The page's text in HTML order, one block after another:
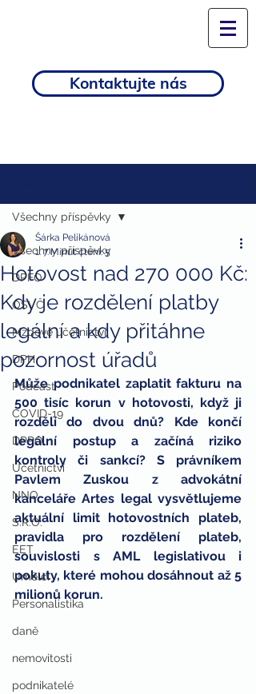
Kontaktujte nás
Všechny příspěvky
DPFO
OSVČ
Mzdové účetnictví
DPH
Podcast
COVID-19
DPPO
Účetnictví
NNO
S.R.O.
EET
Umělci
Personalistika
daně
nemovitosti
podnikatelé
Všechny příspěvky
Hotovost nad 270 000 Kč:
Kdy je rozdělení platby
legální a kdy přitáhne
pozornost úřadů
Šárka Pelikánová
1. 7.Minut čtení: 5
Může podnikatel zaplatit fakturu na
500 tisíc korun v hotovosti, když ji
rozdělí do dvou dnů? Kde končí
legální postup a začíná riziko
kontroly či sankcí? S právníkem
Pavlem Zuskou z advokátní
kanceláře Artes legal vysvětlujeme
aktuální limit hotovostních plateb,
pravidla pro rozdělení plateb,
souvislosti s AML legislativou i
pokuty, které mohou dosáhnout až 5
milionů korun.